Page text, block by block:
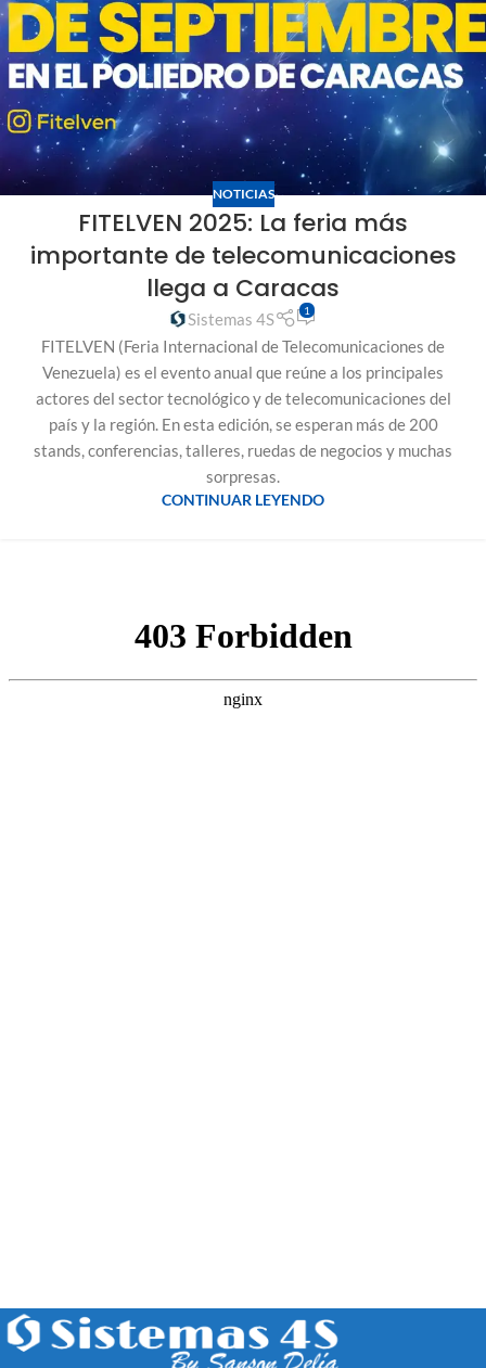
NOTICIAS
FITELVEN 2025: La feria más
importante de telecomunicaciones
llega a Caracas
Sistemas 4S 1
FITELVEN (Feria Internacional de Telecomunicaciones de
Venezuela) es el evento anual que reúne a los principales
actores del sector tecnológico y de telecomunicaciones del
país y la región. En esta edición, se esperan más de 200
stands, conferencias, talleres, ruedas de negocios y muchas
sorpresas.
CONTINUAR LEYENDO